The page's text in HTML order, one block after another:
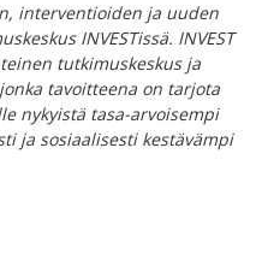
interventioiden ja uuden
INVESTissä. INVEST
tutkimuskeskus ja
tavoitteena on tarjota
nykyistä tasa-arvoisempi
ja sosiaalisesti kestävämpi